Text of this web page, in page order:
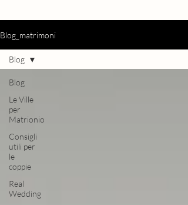
Blog_matrimoni
Blog
Le Ville
per
Matrionio
Consigli
utili per
le
coppie
Real
Wedding
Blog